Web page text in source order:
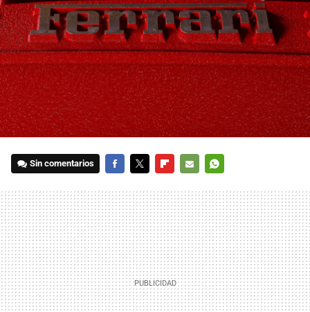
Sin comentarios
MAIL